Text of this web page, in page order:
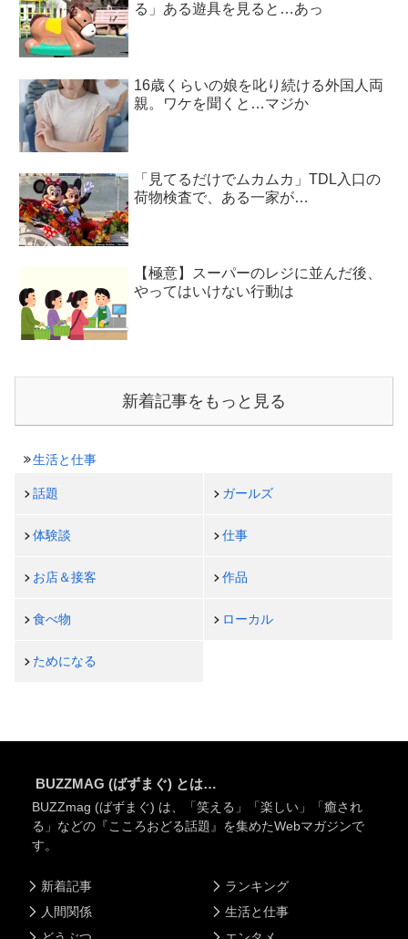
る」ある遊具を見ると…あっ
16歳くらいの娘を叱り続ける外国人両
親。ワケを聞くと…マジか
「見てるだけでムカムカ」TDL入口の
荷物検査で、ある一家が…
【極意】スーパーのレジに並んだ後、
やってはいけない行動は
新着記事をもっと見る
生活と仕事
話題 ガールズ
体験談 仕事
お店＆接客 作品
食べ物 ローカル
ためになる
BUZZMAG (ばずまぐ) とは…
BUZZmag (ばずまぐ) は、「笑える」「楽しい」「癒され
る」などの『こころおどる話題』を集めたWebマガジンで
す。
新着記事
人間関係
ランキング
生活と仕事